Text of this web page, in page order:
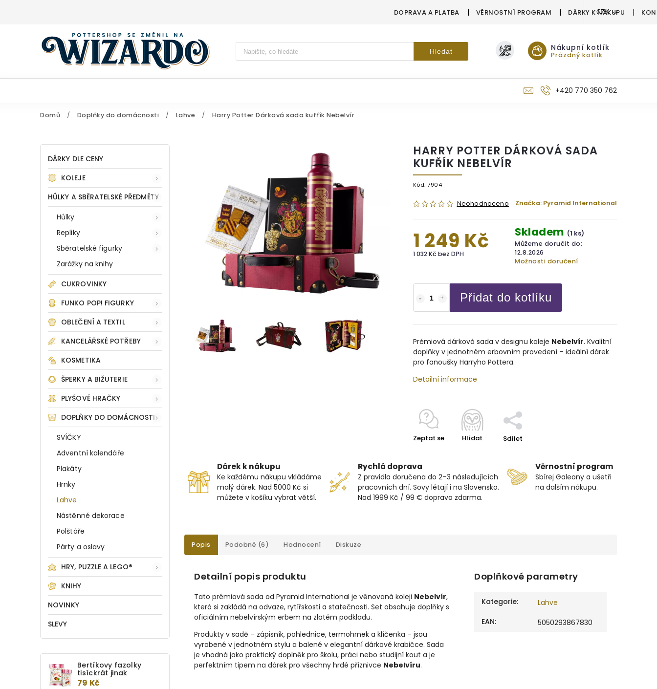
DOPRAVA A PLATBA VĚRNOSTNÍ PROGRAM DÁRKY K NÁKUPU
CZK
Vyhledávání Hledat Nákupní kotlík
Prázdný kotlík
+420 770 350 762
Domů / Doplňky do domácnosti / Lahve / Harry Potter Dárková sada kufřík Nebelvír
DÁRKY DLE CENY
KOLEJE
HŮLKY A SBĚRATELSKÉ PŘEDMĚTY
Hůlky
Repliky
Sběratelské figurky
Zarážky na knihy
CUKROVINKY
FUNKO POP! FIGURKY
OBLEČENÍ A TEXTIL
KANCELÁŘSKÉ POTŘEBY
KOSMETIKA
ŠPERKY A BIŽUTERIE
PLYŠOVÉ HRAČKY
DOPLŇKY DO DOMÁCNOSTI
SVÍČKY
Adventní kalendáře
Plakáty
Hrnky
Lahve
Nástěnné dekorace
Polštáře
Párty a oslavy
HRY, PUZZLE A LEGO®
KNIHY
NOVINKY
SLEVY
Bertíkovy fazolky
tisíckrát jinak
79 Kč
HARRY POTTER DÁRKOVÁ SADA
KUFŘÍK NEBELVÍR
Kód: 7904
Neohodnoceno Značka: Pyramid International
1 249 Kč
1 032 Kč bez DPH
Skladem (1 ks)
Můžeme doručit do:
12.8.2026
Možnosti doručení
Přidat do kotlíku
Prémiová dárková sada v designu koleje Nebelvír. Kvalitní
doplňky v jednotném erbovním provedení – ideální dárek
pro fanoušky Harryho Pottera.
Detailní informace
Zeptat se Hlídat Sdílet
Dárek k nákupu
Ke každému nákupu vkládáme
malý dárek. Nad 5000 Kč si
můžete v košíku vybrat větší.
Rychlá doprava
Z pravidla doručena do 2–3 následujících
pracovních dní. Sovy létají i na Slovensko.
Nad 1999 Kč / 99 € doprava zdarma.
Věrnostní program
Sbírej Galeony a ušetři
na dalším nákupu.
Popis Podobné (6) Hodnocení Diskuze
Detailní popis produktu
Tato prémiová sada od Pyramid International je věnovaná koleji Nebelvír,
která si zakládá na odvaze, rytířskosti a statečnosti. Set obsahuje doplňky s
oficiálním nebelvírským erbem na zlatém podkladu.
Produkty v sadě – zápisník, pohlednice, termohrnek a klíčenka – jsou
vyrobené v jednotném stylu a balené v elegantní dárkové krabičce. Sada
je vhodná jako praktický doplněk pro školu, práci nebo studijní kout a je
perfektním tipem na dárek pro všechny hrdé příznivce Nebelvíru.
Doplňkové parametry
Kategorie:
Lahve
EAN: 5050293867830